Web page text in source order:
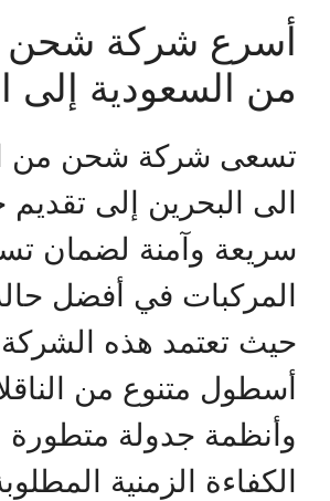
أسرع شركة شحن
من السعودية إلى
تسعى شركة شحن من
الى البحرين إلى
سريعة وآمنة لضمان
المركبات في أفضل
حيث تعتمد هذه
أسطول متنوع من
وأنظمة جدولة متطورة
الكفاءة الزمنية